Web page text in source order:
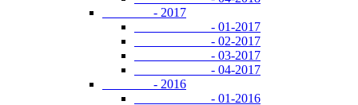
- 2017
- 01-2017
- 02-2017
- 03-2017
- 04-2017
- 2016
- 01-2016